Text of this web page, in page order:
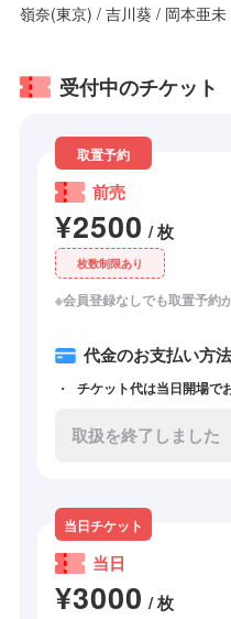
嶺奈(東京) / 吉川葵 / 岡本亜
受付中のチケット
取置予約
前売
¥2500 / 枚
枚数制限あり
※会員登録なしでも取置予約
代金のお支払い方法
チケット代は当日開場で
取扱を終了しました
当日チケット
当日
¥3000 / 枚